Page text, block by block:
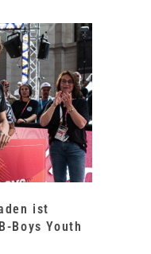
ist
Boys Youth